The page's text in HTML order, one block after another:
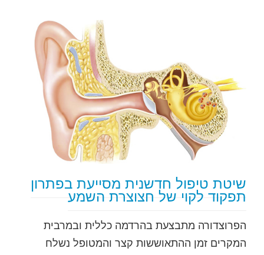
שיטת טיפול חדשנית מסייעת בפתרון
תפקוד לקוי של חצוצרת השמע
הפרוצדורה מתבצעת בהרדמה כללית ובמרבית
המקרים זמן ההתאוששות קצר והמטופל נשלח